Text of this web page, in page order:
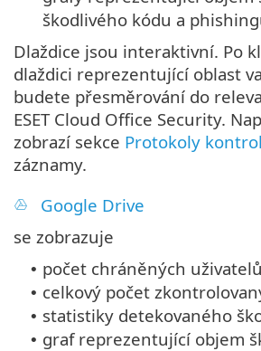
škodlivého kódu a
Dlaždice jsou interaktivní. Po
dlaždici reprezentující oblast
budete přesměrování do
ESET Cloud Office Security.
zobrazí sekce Protokoly
záznamy.
Google Drive
se zobrazuje
• počet chráněných uživatelů
• celkový počet
• statistiky detekovaného
• graf reprezentující objem